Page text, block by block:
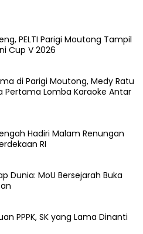
PELTI Parigi Moutong Tampil
Cup V 2026
di Parigi Moutong, Medy Ratu
Pertama Lomba Karaoke Antar
Hadiri Malam Renungan
RI
Dunia: MoU Bersejarah Buka
PPPK, SK yang Lama Dinanti